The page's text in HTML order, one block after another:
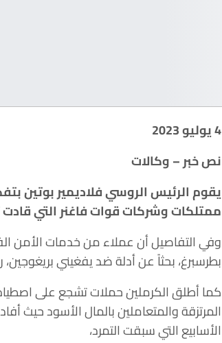
4 يوليو 2023
نص خبر – وكالات
يقوم الرئيس الروسي فلاديمير بوتين
ممتلكات وشركات قوات فاغنر التي
بطرسبرغ، بحثاً عن أدلة ضد يفغيني بريغوجين،
المرتزقة والمتعاملين بالمال الأسود
الأسابيع التي سبقت التمرد،